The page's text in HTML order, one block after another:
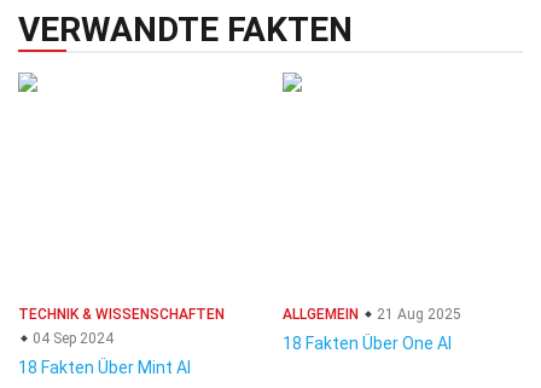
VERWANDTE FAKTEN
TECHNIK & WISSENSCHAFTEN
04 Sep 2024
18 Fakten Über Mint AI
ALLGEMEIN 21 Aug 2025
18 Fakten Über One AI